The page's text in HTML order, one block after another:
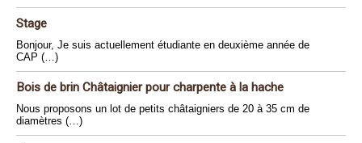
Stage
Bonjour, Je suis actuellement étudiante en deuxième année de
CAP (…)
Bois de brin Châtaignier pour charpente à la hache
Nous proposons un lot de petits châtaigniers de 20 à 35 cm de
diamètres (…)